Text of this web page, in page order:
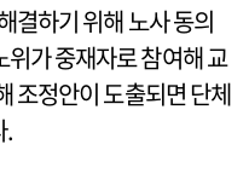
결하기 위해 노사 동의
가 중재자로 참여해 교
조정안이 도출되면 단체
.